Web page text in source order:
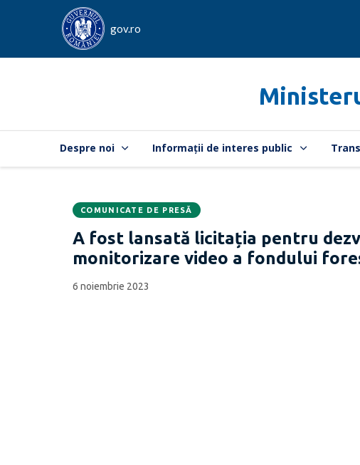
gov.ro
Despre noi Informații de interes public
CATEGORIA:
COMUNICATE DE PRESĂ
A fost lansată licitația pentru
monitorizare video a fondului
Data
publicării:
6 noiembrie 2023